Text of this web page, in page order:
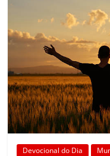
Devocional do Dia